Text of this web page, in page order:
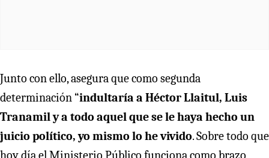
Junto con ello, asegura que como segunda
determinación “indultaría a Héctor Llaitul, Luis
Tranamil y a todo aquel que se le haya hecho un
juicio político, yo mismo lo he vivido. Sobre todo que
hoy día el Ministerio Público funciona como brazo